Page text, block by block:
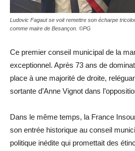
Ludovic Fagaut se voit remettre son écharpe
comme maire de Besançon. ©PG
Ce premier conseil municipal de la
exceptionnel. Après 73 ans de
place à une majorité de droite,
sortante d’Anne Vignot dans
Dans le même temps, la France
son entrée historique au conseil
politique inédite qui promettait des